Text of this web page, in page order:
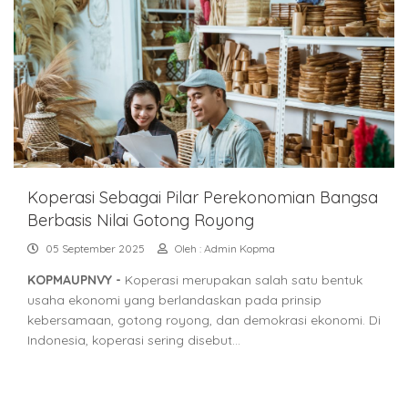
Koperasi Sebagai Pilar Perekonomian Bangsa
Berbasis Nilai Gotong Royong
05 September 2025 Oleh : Admin Kopma
KOPMAUPNVY - Koperasi merupakan salah satu bentuk
usaha ekonomi yang berlandaskan pada prinsip
kebersamaan, gotong royong, dan demokrasi ekonomi. Di
Indonesia, koperasi sering disebut…